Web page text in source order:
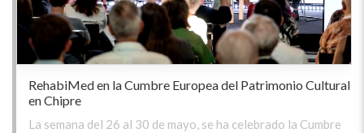
RehabiMed en la Cumbre Europea del Patrimonio Cultural
en Chipre
La semana del 26 al 30 de mayo, se ha celebrado la Cumbre